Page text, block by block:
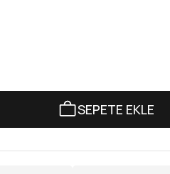
SEPETE EKLE